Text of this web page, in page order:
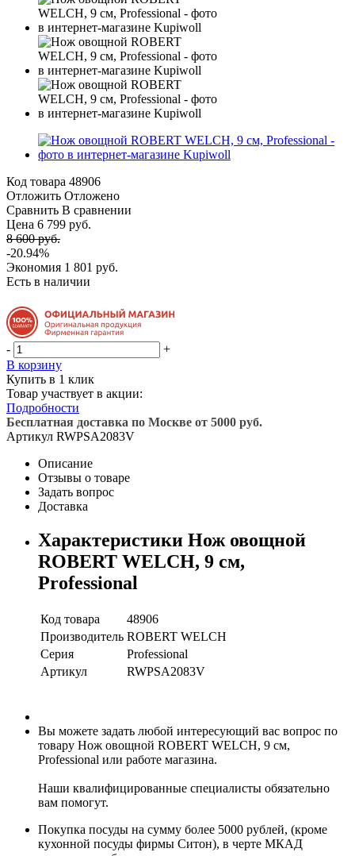
Код товара 48906
Отложить Отложено
Сравнить В сравнении
Цена 6 799 руб.
8 600 руб.
-20.94%
Экономия 1 801 руб.
Есть в наличии
-
+
В корзину
Купить в 1 клик
Товар участвует в акции:
Подробности
Бесплатная доставка по Москве от 5000 руб.
Артикул RWPSA2083V
Описание
Отзывы о товаре
Задать вопрос
Доставка
Характеристики Нож овощной
ROBERT WELCH, 9 см,
Professional
Код товара
48906
Производитель ROBERT WELCH
Серия
Professional
Артикул
RWPSA2083V
Вы можете задать любой интересующий вас вопрос по
товару Нож овощной ROBERT WELCH, 9 см,
Professional или работе магазина.
Наши квалифицированные специалисты обязательно
вам помогут.
Покупка посуды на сумму более 5000 рублей, (кроме
кухонной посуды фирмы Ситон), в черте МКАД